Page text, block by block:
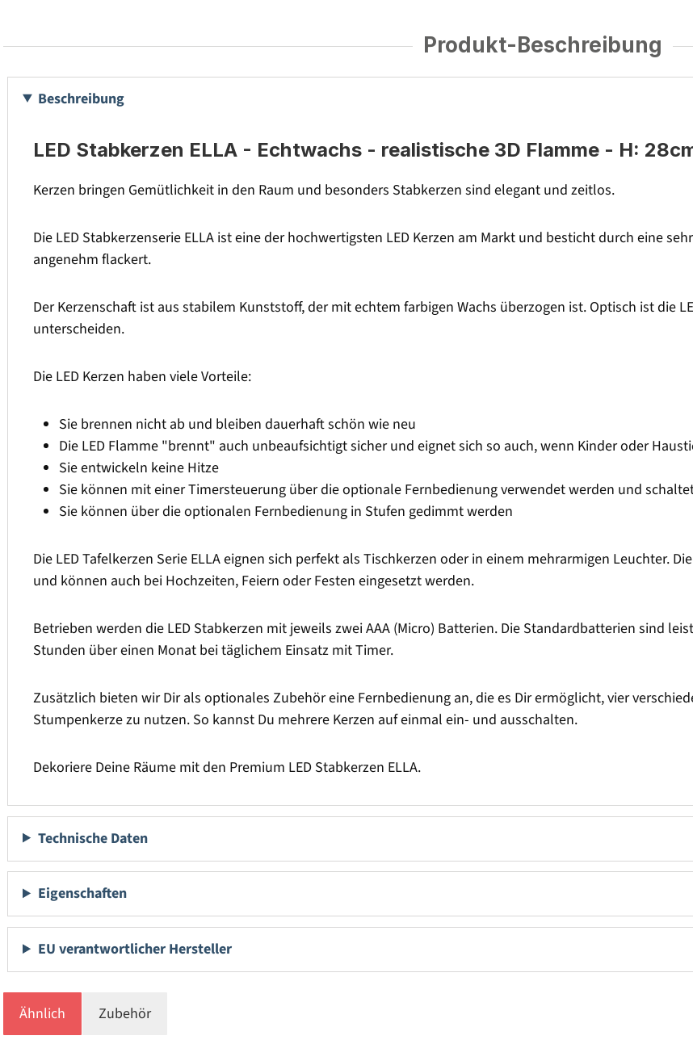
Produkt-Beschreibung
Beschreibung
LED Stabkerzen ELLA - Echtwachs - realistische 3D Flamme - H:
Kerzen bringen Gemütlichkeit in den Raum und besonders Stabkerzen sind elegant und zeitlos.
Die LED Stabkerzenserie ELLA ist eine der hochwertigsten LED Kerzen am Markt und besticht durch eine
angenehm flackert.
Der Kerzenschaft ist aus stabilem Kunststoff, der mit echtem farbigen Wachs überzogen ist. Optisch ist die
unterscheiden.
Die LED Kerzen haben viele Vorteile:
Sie brennen nicht ab und bleiben dauerhaft schön wie neu
Die LED Flamme "brennt" auch unbeaufsichtigt sicher und eignet sich so auch, wenn Kinder oder
Sie entwickeln keine Hitze
Sie können mit einer Timersteuerung über die optionale Fernbedienung verwendet werden und
Sie können über die optionalen Fernbedienung in Stufen gedimmt werden
Die LED Tafelkerzen Serie ELLA eignen sich perfekt als Tischkerzen oder in einem mehrarmigen Leuchter.
und können auch bei Hochzeiten, Feiern oder Festen eingesetzt werden.
Betrieben werden die LED Stabkerzen mit jeweils zwei AAA (Micro) Batterien. Die Standardbatterien sind
Stunden über einen Monat bei täglichem Einsatz mit Timer.
Zusätzlich bieten wir Dir als optionales Zubehör eine Fernbedienung an, die es Dir ermöglicht, vier
Stumpenkerze zu nutzen. So kannst Du mehrere Kerzen auf einmal ein- und ausschalten.
Dekoriere Deine Räume mit den Premium LED Stabkerzen ELLA.
Technische Daten
Eigenschaften
EU verantwortlicher Hersteller
Ähnlich Zubehör